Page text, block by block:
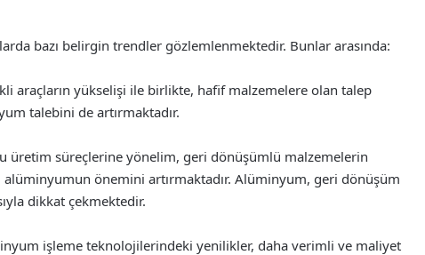
bazı belirgin trendler gözlemlenmektedir. Bunlar arasında:
araçların yükselişi ile birlikte, hafif malzemelere olan talep
talebini de artırmaktadır.
süreçlerine yönelim, geri dönüşümlü malzemelerin
alüminyumun önemini artırmaktadır. Alüminyum, geri dönüşüm
dikkat çekmektedir.
işleme teknolojilerindeki yenilikler, daha verimli ve maliyet